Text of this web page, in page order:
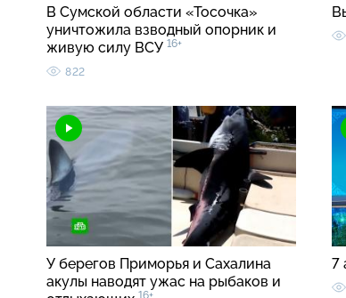
В Сумской области «Тосочка»
уничтожила взводный опорник и
живую силу ВСУ 16+
822
У берегов Приморья и Сахалина
акулы наводят ужас на рыбаков и
7